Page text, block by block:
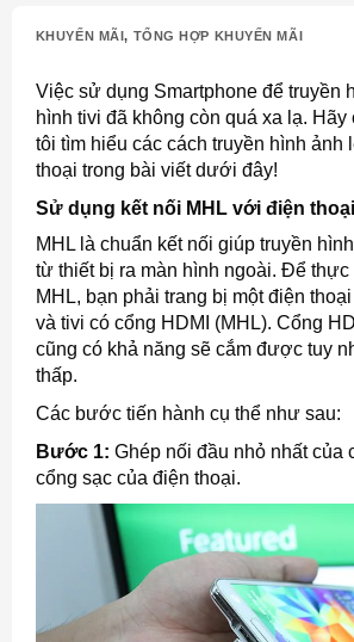
KHUYẾN MÃI, TỔNG HỢP KHUYẾN MÃI
Việc sử dụng Smartphone để truyền
hình tivi đã không còn quá xa lạ. Hãy
tôi tìm hiểu các cách truyền hình ảnh
thoại trong bài viết dưới đây!
Sử dụng kết nối MHL với điện
MHL là chuẩn kết nối giúp truyền
từ thiết bị ra màn hình ngoài. Để thực
MHL, bạn phải trang bị một điện
và tivi có cổng HDMI (MHL). Cổng
cũng có khả năng sẽ cắm được tuy
thấp.
Các bước tiến hành cụ thể như sau:
Bước 1: Ghép nối đầu nhỏ nhất của
cổng sạc của điện thoại.